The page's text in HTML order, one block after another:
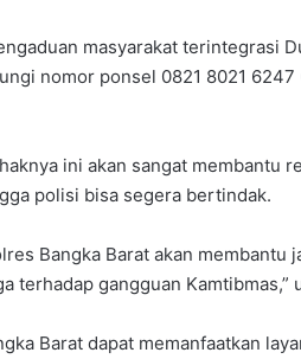
masyarakat terintegrasi
nomor ponsel 0821 8021
ini akan sangat membantu
polisi bisa segera bertindak.
Bangka Barat akan membantu
terhadap gangguan Kamtibmas,”
Barat dapat memanfaatkan